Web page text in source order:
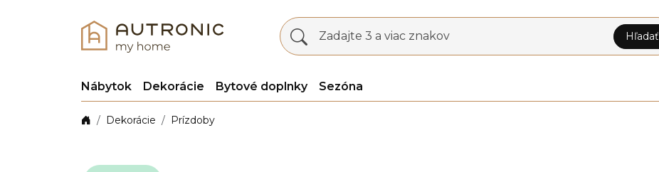
Zadajte 3 a viac znakov Hľadať
Nábytok Dekorácie Bytové doplnky Sezóna
Dekorácie Prízdoby